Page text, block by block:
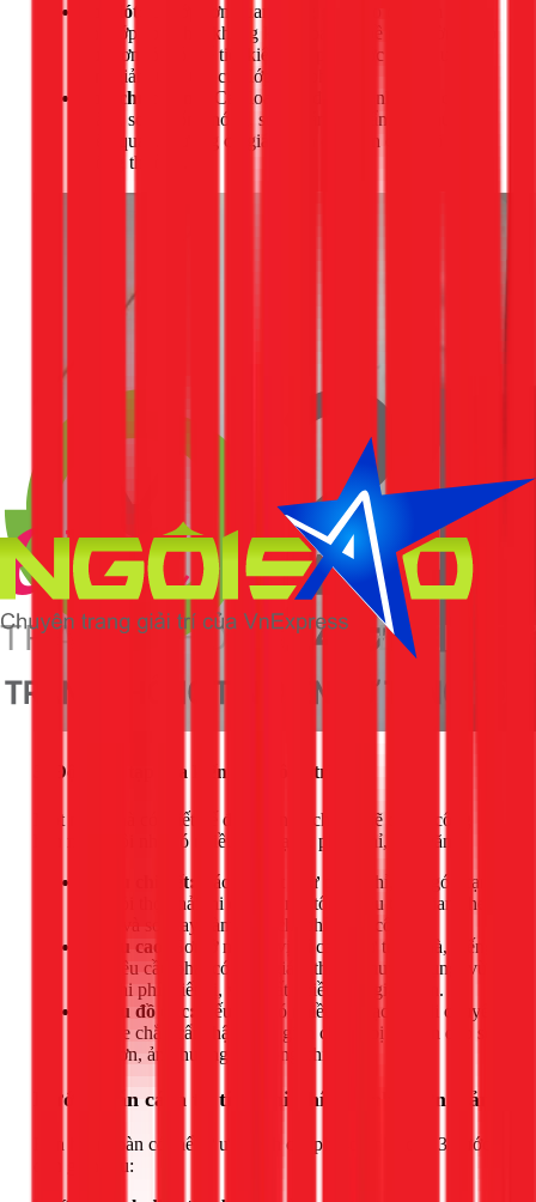
Sơn lót:
Là lớp sơn quan trọng giúp tạo độ bám dính
cho lớp sơn phủ, kháng kiềm, bảo vệ bề mặt tường. Bỏ
qua sơn lót có thể tiết kiệm chi phí trước mắt nhưng sẽ
làm giảm tuổi thọ của lớp sơn phủ.
Sơn chức năng:
Các loại sơn đặc biệt như sơn chống
thấm, sơn chống nóng, sơn kháng khuẩn, sơn lau chùi
hiệu quả... thường có giá thành cao hơn các loại sơn
thông thường.
3. Độ phức tạp của kiến trúc công trình
Một ngôi nhà có thiết kế đơn giản, ít chi tiết sẽ dễ thi công
hơn một ngôi nhà có nhiều góc cạnh, phào chỉ, hoa văn.
Nhiều chi tiết:
Các chi tiết như phào chỉ, cột, góc cạnh
đòi hỏi thợ phải thi công tỉ mỉ, tốn nhiều thời gian che
chắn và sơn tay, làm tăng chi phí nhân công.
Chiều cao:
Sơn ở những vị trí cao như trần nhà, giếng
trời yêu cầu phải có giàn giáo, thang chuyên dụng, vừa
tốn chi phí thiết bị, vừa mất nhiều thời gian hơn.
Nhiều đồ đạc:
Nếu nhà có nhiều đồ đạc cần di chuyển
và che chắn cẩn thận, thời gian chuẩn bị và dọn dẹp sẽ
lâu hơn, ảnh hưởng đến tổng chi phí.
Hướng dẫn cách tự tính chi phí sơn nhà đơn giản
Bạn hoàn toàn có thể tự ước tính chi phí sơn nhà qua 3 bước
đơn giản sau: